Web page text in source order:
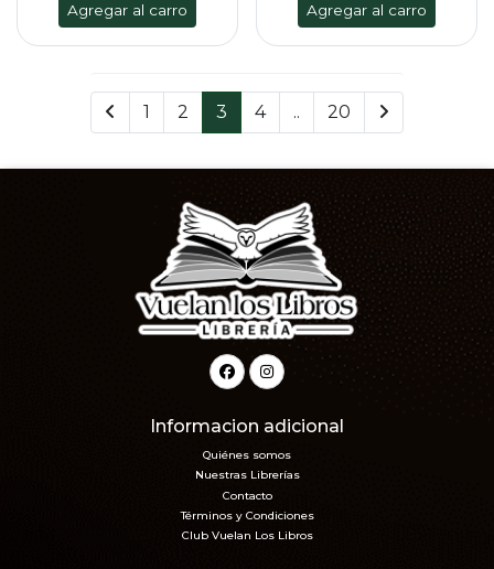
Agregar al carro Agregar al carro
1 2 3 4 .. 20
Informacion adicional
Quiénes somos
Nuestras Librerías
Contacto
Términos y Condiciones
Club Vuelan Los Libros